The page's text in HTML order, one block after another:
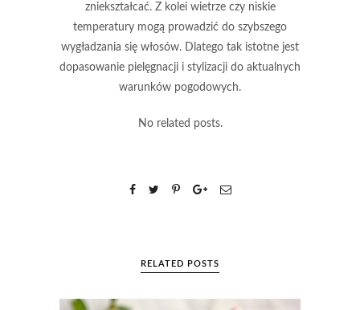
zniekształcać. Z kolei wietrze czy niskie
temperatury mogą prowadzić do szybszego
wygładzania się włosów. Dlatego tak istotne jest
dopasowanie pielęgnacji i stylizacji do aktualnych
warunków pogodowych.
No related posts.
RELATED POSTS